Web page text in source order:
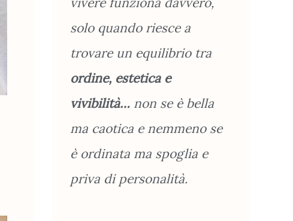
solo quando riesce a
trovare un equilibrio tra
ordine, estetica e
vivibilità… non se è bella
ma caotica e nemmeno se
è ordinata ma spoglia e
priva di personalità.